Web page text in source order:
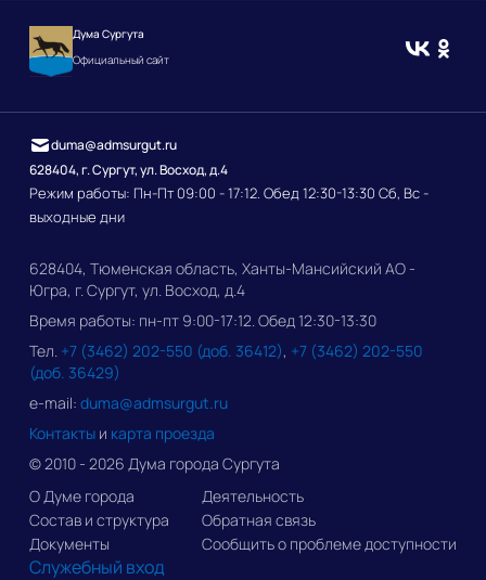
Дума Сургута
Официальный сайт
628404, г. Сургут, ул. Восход, д.4
Режим работы: Пн-Пт 09:00 - 17:12. Обед 12:30-13:30 Сб, Вс -
выходные дни
duma@admsurgut.ru
628404, Тюменская область, Ханты-Мансийский АО -
Югра, г. Сургут, ул. Восход, д.4
Время работы: пн-пт 9:00-17:12. Обед 12:30-13:30
Тел. +7 (3462) 202-550 (доб. 36412), +7 (3462) 202-550
(доб. 36429)
e-mail: duma@admsurgut.ru
Контакты и карта проезда
© 2010 - 2026 Дума города Сургута
О Думе города
Состав и структура
Документы
Деятельность
Обратная связь
Сообщить о проблеме доступности
Служебный вход